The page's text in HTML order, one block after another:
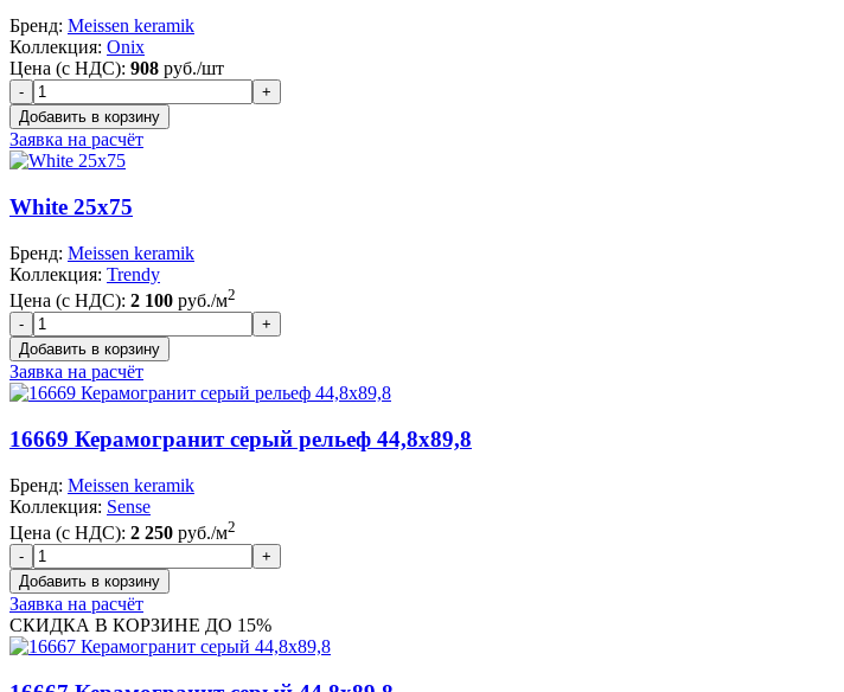
Бренд: Meissen keramik
Коллекция: Onix
Цена (с НДС): 908 руб./шт
Заявка на расчёт
White 25x75
Бренд: Meissen keramik
Коллекция: Trendy
Цена (с НДС): 2 100 руб./м2
Заявка на расчёт
16669 Керамогранит серый рельеф 44,8x89,8
Бренд: Meissen keramik
Коллекция: Sense
Цена (с НДС): 2 250 руб./м2
Заявка на расчёт
СКИДКА В КОРЗИНЕ ДО 15%